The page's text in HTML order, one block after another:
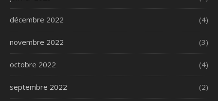
décembre 2022 (4)
novembre 2022 (3)
octobre 2022 (4)
septembre 2022 (2)